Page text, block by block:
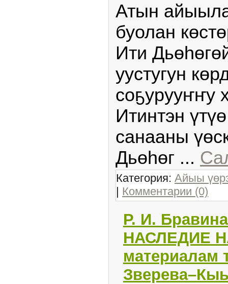
Атын
буолан
Ити
уустугун
соҕурууҥҥу
Итинтэн
санааны
Дьөһөг ...
Категория: Айыы
| Комментарии (0)
Р. И.
НАСЛЕДИЕ
материалам